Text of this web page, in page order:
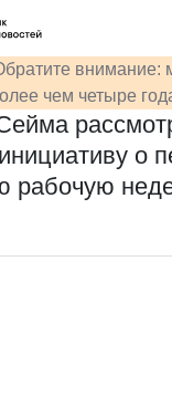
внимание:
чем четыре
о
рабочую